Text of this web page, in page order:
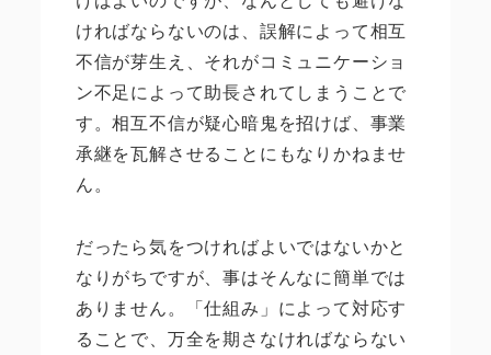
ければならないのは、誤解によって相互
不信が芽生え、それがコミュニケーショ
ン不足によって助長されてしまうことで
す。相互不信が疑心暗鬼を招けば、事業
承継を瓦解させることにもなりかねませ
ん。
だったら気をつければよいではないかと
なりがちですが、事はそんなに簡単では
ありません。「仕組み」によって対応す
ることで、万全を期さなければならない